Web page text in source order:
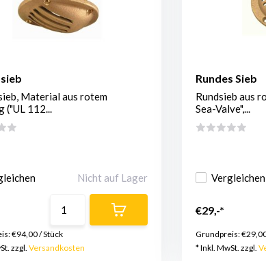
Material aus rotem
("UL 112...
Nicht auf Lager
€94,00/Stück
zzgl. Versandkosten
Rundes Sieb
Rundsieb aus
Sea-Valve",...
Vergleichen
€29,-*
Grundpreis:
* Inkl. MwSt. zzgl.